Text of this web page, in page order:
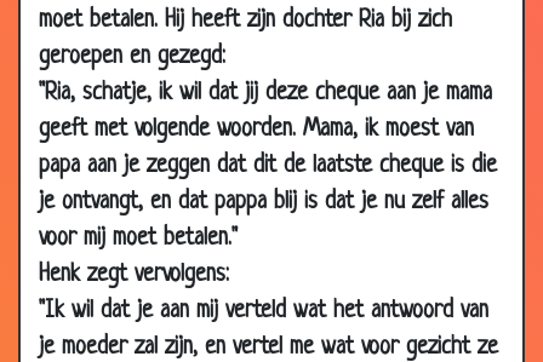
moet betalen. Hij heeft zijn dochter Ria bij zich
geroepen en gezegd:
"Ria, schatje, ik wil dat jij deze cheque aan je mama
geeft met volgende woorden. Mama, ik moest van
papa aan je zeggen dat dit de laatste cheque is die
je ontvangt, en dat pappa blij is dat je nu zelf alles
voor mij moet betalen."
Henk zegt vervolgens:
"Ik wil dat je aan mij verteld wat het antwoord van
je moeder zal zijn, en vertel me wat voor gezicht ze
2016
11 Dec
2016
Afkortingen
11 Dec
2016
Kasteel 2.83
19 Jul
Natuurkundeles 3.09
10 Jul
2016
Onder dienst
09 Jul
Weddenschap 3.19